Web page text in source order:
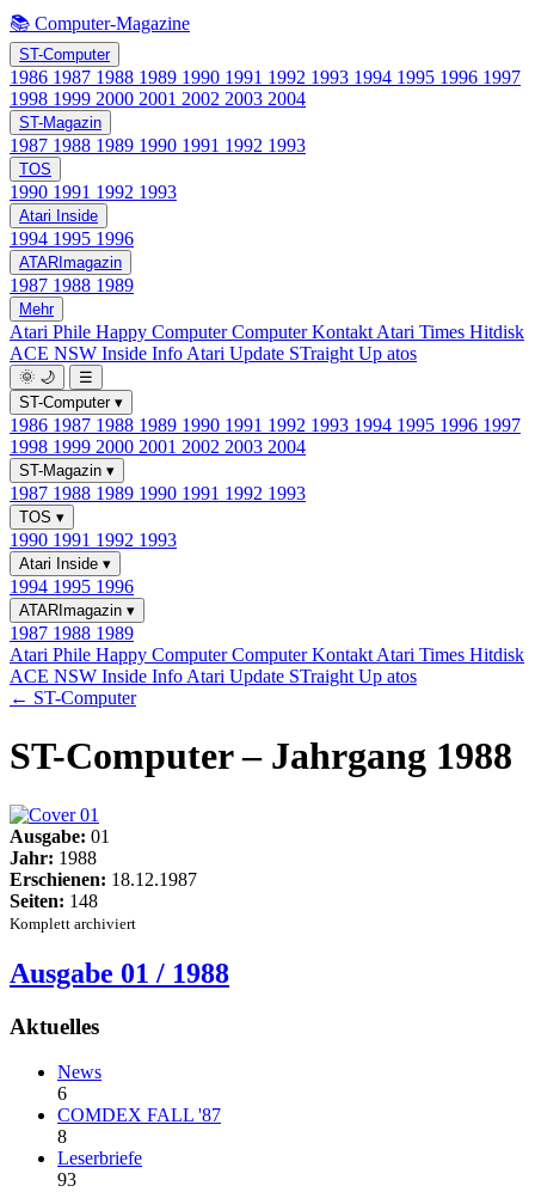
📚 Computer-Magazine
ST-Computer
1986 1987 1988 1989 1990 1991 1992 1993 1994 1995 1996 1997
1998 1999 2000 2001 2002 2003 2004
ST-Magazin
1987 1988 1989 1990 1991 1992 1993
TOS
1990 1991 1992 1993
Atari Inside
1994 1995 1996
ATARImagazin
1987 1988 1989
Mehr
Atari Phile Happy ComputerComputer Kontakt Atari Times Hitdisk
ACE NSW Inside Info Atari Update STraight Up atos
🌞 🌙
☰
ST-Computer ▾
1986 1987 1988 1989 1990 1991 1992 1993 1994 1995 1996 1997
1998 1999 2000 2001 2002 2003 2004
ST-Magazin ▾
1987 1988 1989 1990 1991 1992 1993
TOS ▾
1990 1991 1992 1993
Atari Inside ▾
1994 1995 1996
ATARImagazin ▾
1987 1988 1989
Atari Phile Happy ComputerComputer Kontakt Atari Times Hitdisk
ACE NSW Inside Info Atari Update STraight Up atos
← ST-Computer
ST-Computer – Jahrgang 1988
Ausgabe: 01
Jahr: 1988
Erschienen: 18.12.1987
Seiten: 148
Komplett archiviert
Ausgabe 01 / 1988
Aktuelles
News
6
COMDEX FALL '87
8
Leserbriefe
93